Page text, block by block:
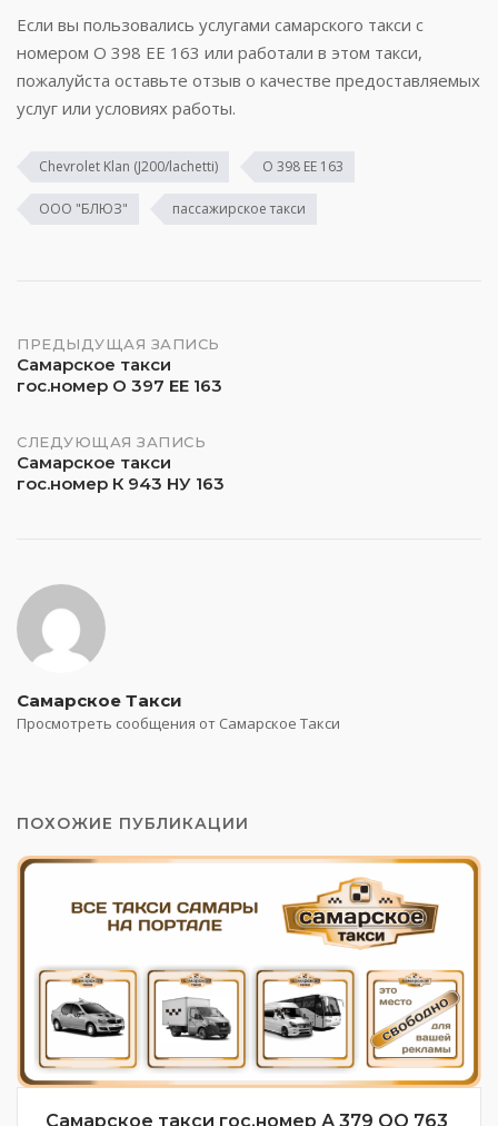
Если вы пользовались услугами самарского такси с
номером О 398 ЕЕ 163 или работали в этом такси,
пожалуйста оставьте отзыв о качестве предоставляемых
услуг или условиях работы.
Chevrolet Klan (J200/lachetti) О 398 ЕЕ 163
ООО "БЛЮЗ" пассажирское такси
Навигация
по
записям
ПРЕДЫДУЩАЯ ЗАПИСЬ
Самарское такси
гос.номер О 397 ЕЕ 163
СЛЕДУЮЩАЯ ЗАПИСЬ
Самарское такси
гос.номер К 943 НУ 163
Самарское Такси
Просмотреть сообщения от Самарское Такси
ПОХОЖИЕ ПУБЛИКАЦИИ
Самарское такси гос.номер А 379 ОО 763